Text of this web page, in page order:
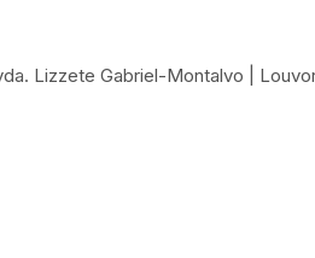
Lizzete Gabriel-Montalvo |